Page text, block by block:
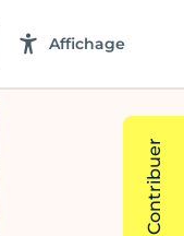
Affichage
Contribuer